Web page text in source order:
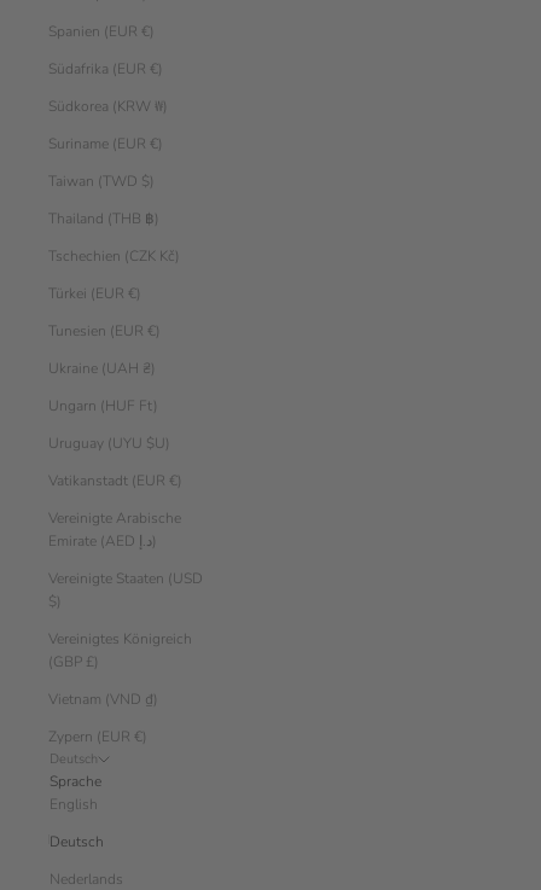
Spanien (EUR €)
Südafrika (EUR €)
Südkorea (KRW ₩)
Suriname (EUR €)
Taiwan (TWD $)
Thailand (THB ฿)
Tschechien (CZK Kč)
Türkei (EUR €)
Tunesien (EUR €)
Ukraine (UAH ₴)
Ungarn (HUF Ft)
Uruguay (UYU $U)
Vatikanstadt (EUR €)
Vereinigte Arabische
Emirate (AED د.إ)
Vereinigte Staaten (USD
$)
Vereinigtes Königreich
(GBP £)
Vietnam (VND ₫)
Zypern (EUR €)
Deutsch
Sprache
English
Deutsch
Nederlands